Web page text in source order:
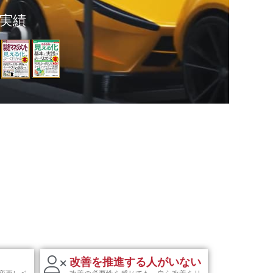
績
改善を推進する人がいない